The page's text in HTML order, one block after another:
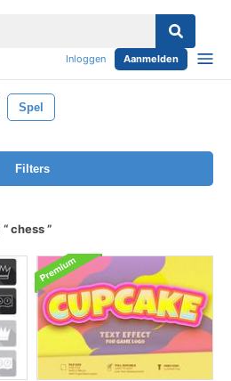
Inloggen Aanmelden
Spel
Filters
chess